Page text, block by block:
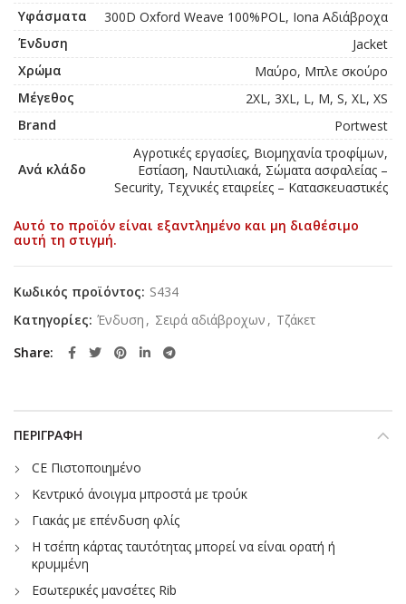
Υφάσματα
300D Oxford Weave 100%POL, Iona Αδιάβροχα
Ένδυση
Jacket
Χρώμα
Μαύρο, Μπλε σκούρο
Μέγεθος
2XL, 3XL, L, M, S, XL, XS
Brand
Portwest
Ανά κλάδο
Αγροτικές εργασίες, Βιομηχανία τροφίμων,
Εστίαση, Ναυτιλιακά, Σώματα ασφαλείας –
Security, Τεχνικές εταιρείες – Κατασκευαστικές
Αυτό το προϊόν είναι εξαντλημένο και μη διαθέσιμο
αυτή τη στιγμή.
Κωδικός προϊόντος: S434
Κατηγορίες: Ένδυση , Σειρά αδιάβροχων , Τζάκετ
Share
ΠΕΡΙΓΡΑΦΉ
CE Πιστοποιημένο
Κεντρικό άνοιγμα μπροστά με τρούκ
Γιακάς με επένδυση φλίς
Η τσέπη κάρτας ταυτότητας μπορεί να είναι ορατή ή
κρυμμένη
Εσωτερικές μανσέτες Rib